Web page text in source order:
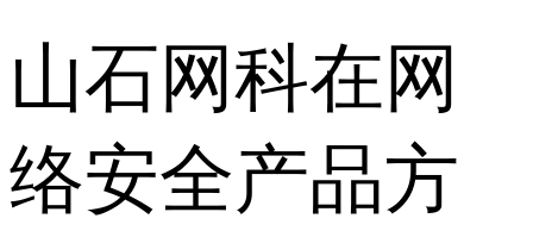
山石网科在网
络安全产品方